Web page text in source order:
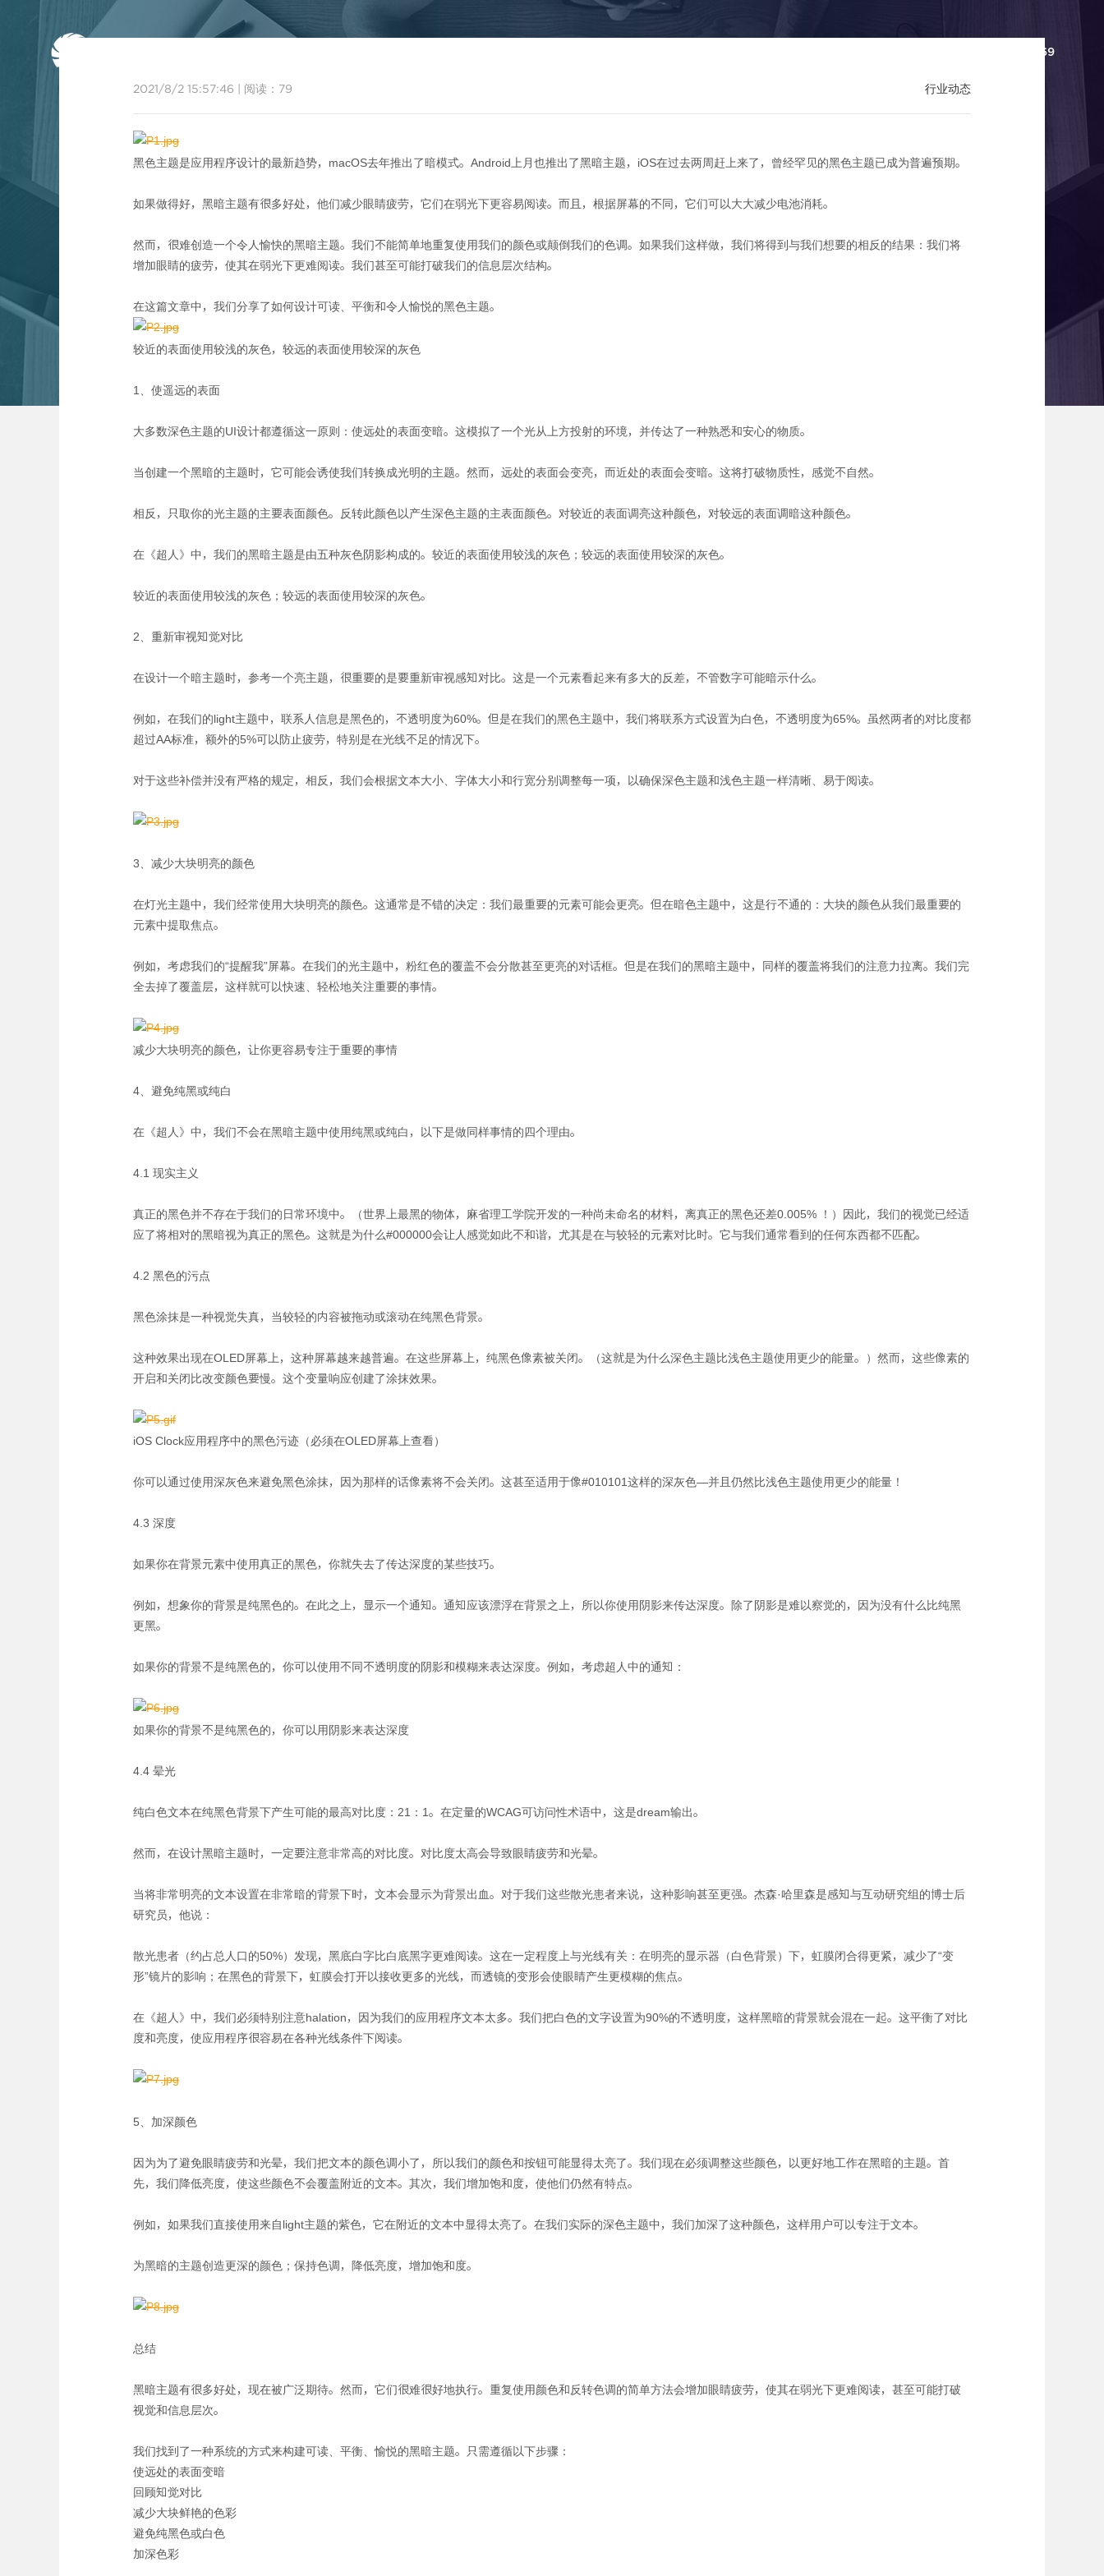
136-6297-4469
如何设计令人愉悦的黑色主题
行业动态
2021/8/2 15:57:46 阅读： 79
黑色主题是应用程序设计的最新趋势，macOS去年推出了暗模式。Android上月也推出了黑暗主题，iOS在过去两周赶上来了，曾经罕见的黑色主题已成为普遍预期。
如果做得好，黑暗主题有很多好处，他们减少眼睛疲劳，它们在弱光下更容易阅读。而且，根据屏幕的不同，它们可以大大减少电池消耗。
然而，很难创造一个令人愉快的黑暗主题。我们不能简单地重复使用我们的颜色或颠倒我们的色调。如果我们这样做，我们将得到与我们想要的相反的结果：我们将
增加眼睛的疲劳，使其在弱光下更难阅读。我们甚至可能打破我们的信息层次结构。
在这篇文章中，我们分享了如何设计可读、平衡和令人愉悦的黑色主题。
较近的表面使用较浅的灰色，较远的表面使用较深的灰色
1、使遥远的表面
大多数深色主题的UI设计都遵循这一原则：使远处的表面变暗。这模拟了一个光从上方投射的环境，并传达了一种熟悉和安心的物质。
当创建一个黑暗的主题时，它可能会诱使我们转换成光明的主题。然而，远处的表面会变亮，而近处的表面会变暗。这将打破物质性，感觉不自然。
相反，只取你的光主题的主要表面颜色。反转此颜色以产生深色主题的主表面颜色。对较近的表面调亮这种颜色，对较远的表面调暗这种颜色。
在《超人》中，我们的黑暗主题是由五种灰色阴影构成的。较近的表面使用较浅的灰色；较远的表面使用较深的灰色。
较近的表面使用较浅的灰色；较远的表面使用较深的灰色。
2、重新审视知觉对比
在设计一个暗主题时，参考一个亮主题，很重要的是要重新审视感知对比。这是一个元素看起来有多大的反差，不管数字可能暗示什么。
例如，在我们的light主题中，联系人信息是黑色的，不透明度为60%。但是在我们的黑色主题中，我们将联系方式设置为白色，不透明度为65%。虽然两者的对比度都
超过AA标准，额外的5%可以防止疲劳，特别是在光线不足的情况下。
对于这些补偿并没有严格的规定，相反，我们会根据文本大小、字体大小和行宽分别调整每一项，以确保深色主题和浅色主题一样清晰、易于阅读。
3、减少大块明亮的颜色
在灯光主题中，我们经常使用大块明亮的颜色。这通常是不错的决定：我们最重要的元素可能会更亮。但在暗色主题中，这是行不通的：大块的颜色从我们最重要的
元素中提取焦点。
例如，考虑我们的“提醒我”屏幕。在我们的光主题中，粉红色的覆盖不会分散甚至更亮的对话框。但是在我们的黑暗主题中，同样的覆盖将我们的注意力拉离。我们完
全去掉了覆盖层，这样就可以快速、轻松地关注重要的事情。
减少大块明亮的颜色，让你更容易专注于重要的事情
4、避免纯黑或纯白
在《超人》中，我们不会在黑暗主题中使用纯黑或纯白，以下是做同样事情的四个理由。
4.1 现实主义
真正的黑色并不存在于我们的日常环境中。（世界上最黑的物体，麻省理工学院开发的一种尚未命名的材料，离真正的黑色还差0.005% ！）因此，我们的视觉已经适
应了将相对的黑暗视为真正的黑色。这就是为什么#000000会让人感觉如此不和谐，尤其是在与较轻的元素对比时。它与我们通常看到的任何东西都不匹配。
4.2 黑色的污点
黑色涂抹是一种视觉失真，当较轻的内容被拖动或滚动在纯黑色背景。
这种效果出现在OLED屏幕上，这种屏幕越来越普遍。在这些屏幕上，纯黑色像素被关闭。（这就是为什么深色主题比浅色主题使用更少的能量。）然而，这些像素的
开启和关闭比改变颜色要慢。这个变量响应创建了涂抹效果。
iOS Clock应用程序中的黑色污迹（必须在OLED屏幕上查看）
你可以通过使用深灰色来避免黑色涂抹，因为那样的话像素将不会关闭。这甚至适用于像#010101这样的深灰色—并且仍然比浅色主题使用更少的能量！
4.3 深度
如果你在背景元素中使用真正的黑色，你就失去了传达深度的某些技巧。
例如，想象你的背景是纯黑色的。在此之上，显示一个通知。通知应该漂浮在背景之上，所以你使用阴影来传达深度。除了阴影是难以察觉的，因为没有什么比纯黑
更黑。
如果你的背景不是纯黑色的，你可以使用不同不透明度的阴影和模糊来表达深度。例如，考虑超人中的通知：
如果你的背景不是纯黑色的，你可以用阴影来表达深度
4.4 晕光
纯白色文本在纯黑色背景下产生可能的最高对比度：21：1。在定量的WCAG可访问性术语中，这是dream输出。
然而，在设计黑暗主题时，一定要注意非常高的对比度。对比度太高会导致眼睛疲劳和光晕。
当将非常明亮的文本设置在非常暗的背景下时，文本会显示为背景出血。对于我们这些散光患者来说，这种影响甚至更强。杰森·哈里森是感知与互动研究组的博士后
研究员，他说：
散光患者（约占总人口的50%）发现，黑底白字比白底黑字更难阅读。这在一定程度上与光线有关：在明亮的显示器（白色背景）下，虹膜闭合得更紧，减少了“变
形”镜片的影响；在黑色的背景下，虹膜会打开以接收更多的光线，而透镜的变形会使眼睛产生更模糊的焦点。
在《超人》中，我们必须特别注意halation，因为我们的应用程序文本太多。我们把白色的文字设置为90%的不透明度，这样黑暗的背景就会混在一起。这平衡了对比
度和亮度，使应用程序很容易在各种光线条件下阅读。
5、加深颜色
因为为了避免眼睛疲劳和光晕，我们把文本的颜色调小了，所以我们的颜色和按钮可能显得太亮了。我们现在必须调整这些颜色，以更好地工作在黑暗的主题。首
先，我们降低亮度，使这些颜色不会覆盖附近的文本。其次，我们增加饱和度，使他们仍然有特点。
例如，如果我们直接使用来自light主题的紫色，它在附近的文本中显得太亮了。在我们实际的深色主题中，我们加深了这种颜色，这样用户可以专注于文本。
为黑暗的主题创造更深的颜色；保持色调，降低亮度，增加饱和度。
总结
黑暗主题有很多好处，现在被广泛期待。然而，它们很难很好地执行。重复使用颜色和反转色调的简单方法会增加眼睛疲劳，使其在弱光下更难阅读，甚至可能打破
视觉和信息层次。
我们找到了一种系统的方式来构建可读、平衡、愉悦的黑暗主题。只需遵循以下步骤：
使远处的表面变暗
回顾知觉对比
减少大块鲜艳的色彩
避免纯黑色或白色
加深色彩